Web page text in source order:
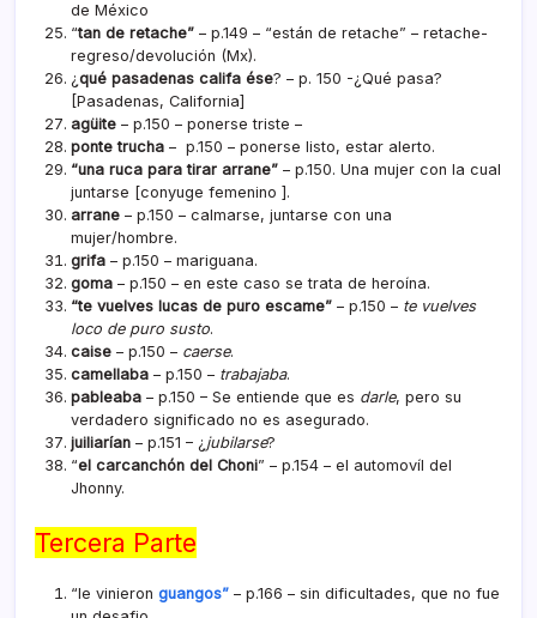
de México
“tan de retache” – p.149 – “están de retache” – retache-
regreso/devolución (Mx).
¿ qué pasadenas califa ése? – p. 150 -¿Qué pasa?
[Pasadenas, California]
agüite – p.150 – ponerse triste –
ponte trucha – p.150 – ponerse listo, estar alerto.
“una ruca para tirar arrane” – p.150. Una mujer con la cual
juntarse [conyuge femenino ].
arrane – p.150 – calmarse, juntarse con una
mujer/hombre.
grifa – p.150 – mariguana.
goma – p.150 – en este caso se trata de heroí­na.
“te vuelves lucas de puro escame” – p.150 – te vuelves
loco de puro susto.
caise – p.150 – caerse.
camellaba – p.150 – trabajaba.
pableaba – p.150 – Se entiende que es darle, pero su
verdadero significado no es asegurado.
juiliarí­an – p.151 – ¿ jubilarse?
“el carcanchón del Choni” – p.154 – el automoví­l del
Jhonny.
Tercera Parte
“le vinieron guangos” – p.166 – sin dificultades, que no fue